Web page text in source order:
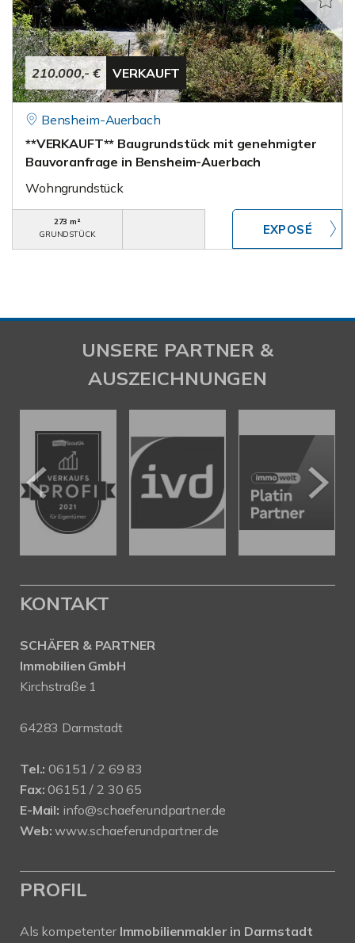
210.000,- € VERKAUFT
Bensheim-Auerbach
**VERKAUFT** Baugrundstück mit genehmigter
Bauvoranfrage in Bensheim-Auerbach
Wohngrundstück
273 m²
GRUNDSTÜCK
UNSERE PARTNER &
AUSZEICHNUNGEN
KONTAKT
SCHÄFER & PARTNER
Immobilien GmbH
Kirchstraße 1
64283 Darmstadt
Tel.: 06151 / 2 69 83
Fax: 06151 / 2 30 65
E-Mail: info@schaeferundpartner.de
Web: www.schaeferundpartner.de
PROFIL
Als kompetenter Immobilienmakler in Darmstadt